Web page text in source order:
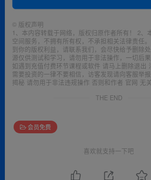
© 版权声明
1、本内容转载于网络，版权归原作者所有！ 2、
空间服务，不拥有所有权，不承担相关法律责任
到你的版权利益，请联系我们，会尽快给予删除
源仅供测试和学习，请勿用于非法操作，一切后果
如遇到充值付费环节课程或软件 请马上删除退出
需要投资的一律不要相信，访客发现请向客服举
揭秘 请勿用于非法违规操作 否则和作者 官网 无
THE END
会员免费
喜欢就支持一下吧